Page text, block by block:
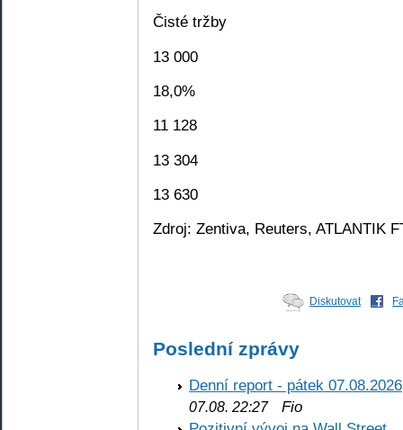
Čisté tržby
13 000
18,0%
11 128
13 304
13 630
Zdroj: Zentiva, Reuters, ATLANTIK
Diskutovat
Poslední zprávy
Denní report - pátek 07.08.2026
07.08. 22:27Fio